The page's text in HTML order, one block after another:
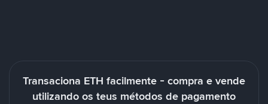
Transaciona ETH facilmente - compra e vende
utilizando os teus métodos de pagamento